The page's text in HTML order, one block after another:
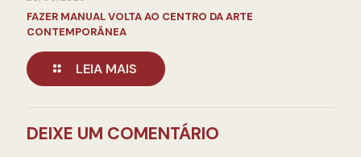
FAZER MANUAL VOLTA AO CENTRO DA ARTE
CONTEMPORÂNEA
LEIA MAIS
DEIXE UM COMENTÁRIO